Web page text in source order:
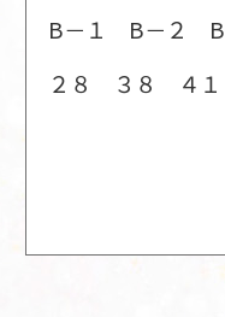
B－１ B－２
２８ ３８ ４